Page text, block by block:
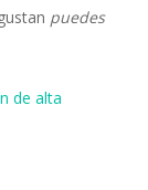
puedes
de alta